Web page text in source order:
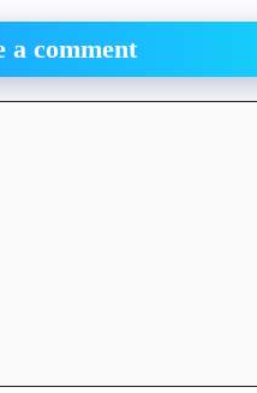
a comment